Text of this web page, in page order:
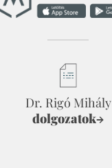
Dr. Rigó Mihály
dolgozatok→